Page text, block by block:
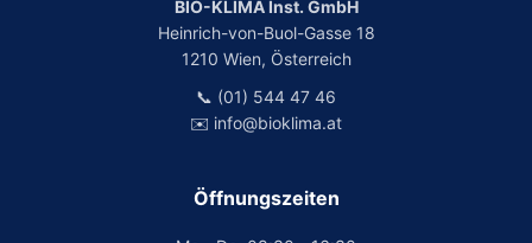
BIO-KLIMA Inst. GmbH
Heinrich-von-Buol-Gasse 18
1210 Wien, Österreich
📞 (01) 544 47 46
✉️ info@bioklima.at
Öffnungszeiten